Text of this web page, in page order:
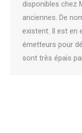
disponibles chez
anciennes. De
existent. Il est en
émetteurs pour
sont très épais